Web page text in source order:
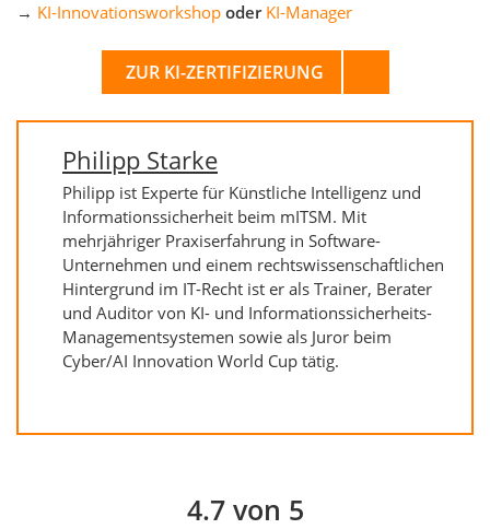
→ KI-Innovationsworkshop oder KI-Manager
ZUR KI-ZERTIFIZIERUNG
Philipp Starke
Philipp ist Experte für Künstliche Intelligenz und
Informationssicherheit beim mITSM. Mit
mehrjähriger Praxiserfahrung in Software-
Unternehmen und einem rechtswissenschaftlichen
Hintergrund im IT-Recht ist er als Trainer, Berater
und Auditor von KI- und Informationssicherheits-
Managementsystemen sowie als Juror beim
Cyber/AI Innovation World Cup tätig.
4.7 von 5